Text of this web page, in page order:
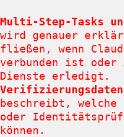
Multi-Step-Tasks
wird genauer
fließen, wenn
verbunden ist oder
Dienste erledigt.
beschreibt,
oder
können.